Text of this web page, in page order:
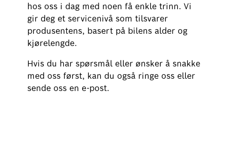
hos oss i dag med noen få enkle trinn. Vi
gir deg et servicenivå som tilsvarer
produsentens, basert på bilens alder og
kjørelengde.
Hvis du har spørsmål eller ønsker å snakke
med oss først, kan du også ringe oss eller
sende oss en e-post.